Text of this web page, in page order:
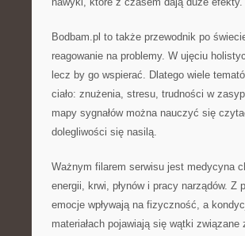
Bodbam.pl to także przewodnik po
reagowanie na problemy. W ujęciu
lecz by go wspierać. Dlatego wiele
ciało: znużenia, stresu, trudności w
mapy sygnałów można nauczyć się
dolegliwości się nasilą.
Ważnym filarem serwisu jest medycyna
energii, krwi, płynów i pracy narządów. Z
emocje wpływają na fizyczność, a
materiałach pojawiają się wątki